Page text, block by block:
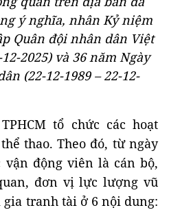
ý nghĩa, nhân Kỷ niệm
Quân đội nhân dân Việt
2025) và 36 năm Ngày
(22-12-1989 – 22-12-
tổ chức các hoạt
thao. Theo đó, từ ngày
vận động viên là cán bộ,
đơn vị lực lượng vũ
tranh tài ở 6 nội dung: